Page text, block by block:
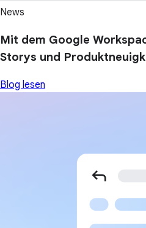
News
Mit dem Google
Storys und
Blog lesen